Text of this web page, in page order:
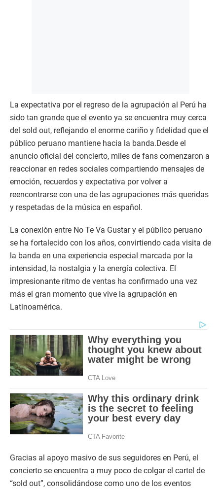
La expectativa por el regreso de la agrupación al Perú ha
sido tan grande que el evento ya se encuentra muy cerca
del sold out, reflejando el enorme cariño y fidelidad que el
público peruano mantiene hacia la banda.Desde el
anuncio oficial del concierto, miles de fans comenzaron a
reaccionar en redes sociales compartiendo mensajes de
emoción, recuerdos y expectativa por volver a
reencontrarse con una de las agrupaciones más queridas
y respetadas de la música en español.
La conexión entre No Te Va Gustar y el público peruano
se ha fortalecido con los años, convirtiendo cada visita de
la banda en una experiencia especial marcada por la
intensidad, la nostalgia y la energía colectiva. El
impresionante ritmo de ventas ha confirmado una vez
más el gran momento que vive la agrupación en
Latinoamérica.
Gracias al apoyo masivo de sus seguidores en Perú, el
concierto se encuentra a muy poco de colgar el cartel de
“sold out”, consolidándose como uno de los eventos